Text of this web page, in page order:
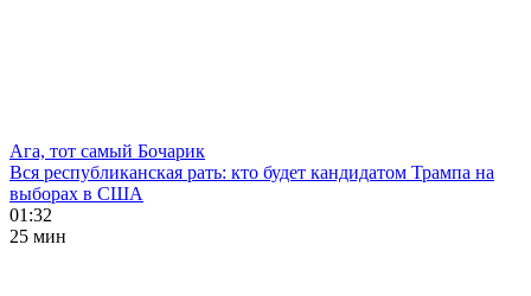
Ага, тот самый Бочарик
Вся республиканская рать: кто будет кандидатом Трампа на
выборах в США
01:32
25 мин